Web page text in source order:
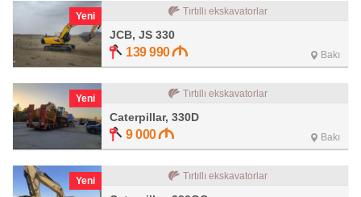
Yeni Tırtıllı ekskavatorlar
JCB, JS 330
139 990 Bakı
Yeni Tırtıllı ekskavatorlar
Caterpillar, 330D
9 000 Bakı
Yeni Tırtıllı ekskavatorlar